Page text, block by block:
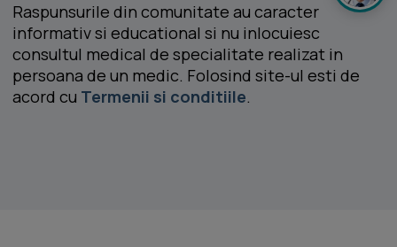
Raspunsurile din comunitate au caracter
informativ si educational si nu inlocuiesc
consultul medical de specialitate realizat in
persoana de un medic. Folosind site-ul esti de
acord cu Termenii si conditiile.